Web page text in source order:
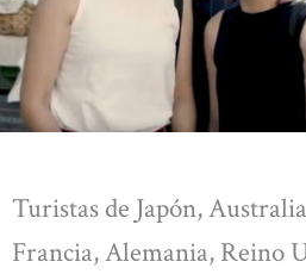
Turistas de Japón,
Francia, Alemania, Reino